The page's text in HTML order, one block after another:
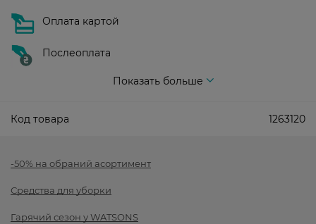
Оплата картой
Послеоплата
Показать больше
Код товара 1263120
-50% на обраний асортимент
Средства для уборки
Гарячий сезон у WATSONS